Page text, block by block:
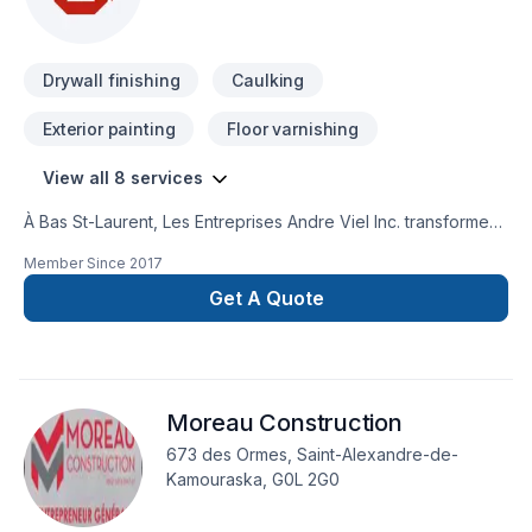
Drywall finishing Caulking
Exterior painting Floor varnishing
View all 8 services
À Bas St-Laurent, Les Entreprises Andre Viel Inc. transforme
unique dans le domaine de Calfeutrage, Gypse, Peinture,
Peinture extérieur, Teinture de plancher, Tirage de joint.
Nous privilégions la transparence, l'écoute et l'efficacité
service d'exception, centré sur vos besoins et vos
aspirations.
Member Since 2017
Get A Quote
Moreau Construction
673 des Ormes, Saint-Alexandre-de-
Kamouraska, G0L 2G0